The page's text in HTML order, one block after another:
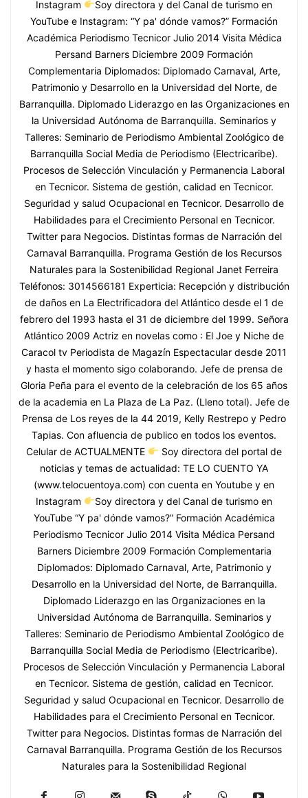
Instagram
Soy directora y del Canal de turismo en
YouTube e Instagram: “Y pa' dónde vamos?” Formación
Académica Periodismo Tecnicor Julio 2014 Visita Médica
Persand Barners Diciembre 2009 Formación
Complementaria Diplomados: Diplomado Carnaval, Arte,
Patrimonio y Desarrollo en la Universidad del Norte, de
Barranquilla. Diplomado Liderazgo en las Organizaciones en
la Universidad Autónoma de Barranquilla. Seminarios y
Talleres: Seminario de Periodismo Ambiental Zoológico de
Barranquilla Social Media de Periodismo (Electricaribe).
Procesos de Selección Vinculación y Permanencia Laboral
en Tecnicor. Sistema de gestión, calidad en Tecnicor.
Seguridad y salud Ocupacional en Tecnicor. Desarrollo de
Habilidades para el Crecimiento Personal en Tecnicor.
Twitter para Negocios. Distintas formas de Narración del
Carnaval Barranquilla. Programa Gestión de los Recursos
Naturales para la Sostenibilidad Regional Janet Ferreira
Teléfonos: 3014566181 Experticia: Recepción y distribución
de daños en La Electrificadora del Atlántico desde el 1 de
febrero del 1993 hasta el 31 de diciembre del 1999. Señora
Atlántico 2009 Actriz en novelas como : El Joe y Niche de
Caracol tv Periodista de Magazín Espectacular desde 2011
y hasta el momento sigo colaborando. Jefe de prensa de
Gloria Peña para el evento de la celebración de los 65 años
de la academia en La Plaza de La Paz. (Lleno total). Jefe de
Prensa de Los reyes de la 44 2019, Kelly Restrepo y Pedro
Tapias. Con afluencia de publico en todos los eventos.
Celular de ACTUALMENTE
Soy directora del portal de
noticias y temas de actualidad: TE LO CUENTO YA
(www.telocuentoya.com) con cuenta en Youtube y en
Instagram
Soy directora y del Canal de turismo en
YouTube “Y pa' dónde vamos?” Formación Académica
Periodismo Tecnicor Julio 2014 Visita Médica Persand
Barners Diciembre 2009 Formación Complementaria
Diplomados: Diplomado Carnaval, Arte, Patrimonio y
Desarrollo en la Universidad del Norte, de Barranquilla.
Diplomado Liderazgo en las Organizaciones en la
Universidad Autónoma de Barranquilla. Seminarios y
Talleres: Seminario de Periodismo Ambiental Zoológico de
Barranquilla Social Media de Periodismo (Electricaribe).
Procesos de Selección Vinculación y Permanencia Laboral
en Tecnicor. Sistema de gestión, calidad en Tecnicor.
Seguridad y salud Ocupacional en Tecnicor. Desarrollo de
Habilidades para el Crecimiento Personal en Tecnicor.
Twitter para Negocios. Distintas formas de Narración del
Carnaval Barranquilla. Programa Gestión de los Recursos
Naturales para la Sostenibilidad Regional